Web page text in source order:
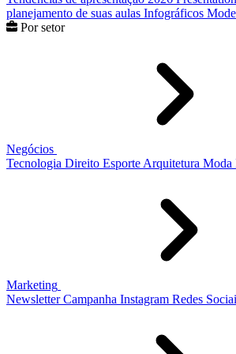
planejamento de suas aulas Infográficos
Por setor
Negócios
Tecnologia Direito Esporte Arquitetura Moda
Marketing
Newsletter Campanha Instagram Redes